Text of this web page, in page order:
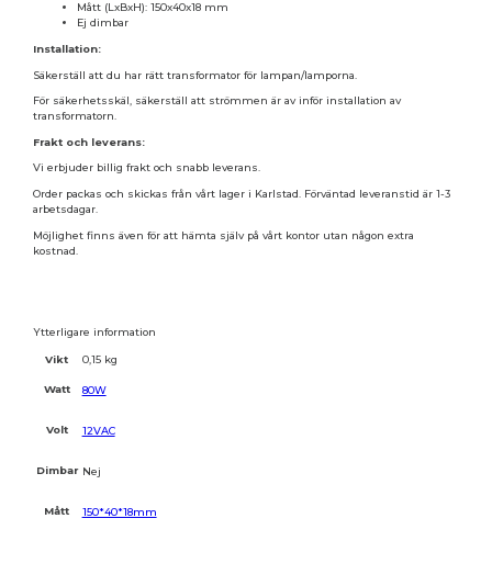
Mått (LxBxH): 150x40x18 mm
Ej dimbar
Installation:
Säkerställ att du har rätt transformator för lampan/lamporna.
För säkerhetsskäl, säkerställ att strömmen är av inför installation av
transformatorn.
Frakt och leverans:
Vi erbjuder billig frakt och snabb leverans.
Order packas och skickas från vårt lager i Karlstad. Förväntad leveranstid är 1-3
arbetsdagar.
Möjlighet finns även för att hämta själv på vårt kontor utan någon extra
kostnad.
Ytterligare information
Vikt 0,15 kg
Watt 80W
Volt 12VAC
Dimbar Nej
Mått 150*40*18mm